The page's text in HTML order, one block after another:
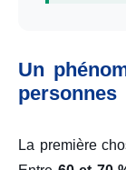
Un
La première